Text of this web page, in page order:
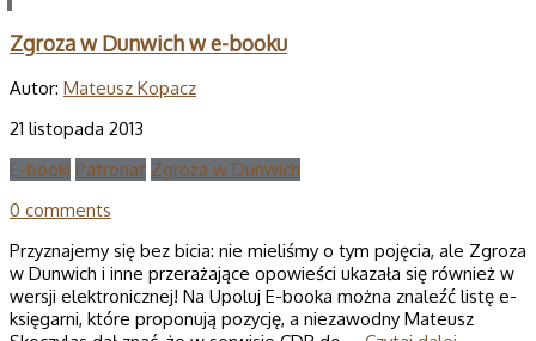
Zgroza w Dunwich w e-booku
Autor: Mateusz Kopacz
21 listopada 2013
E-booki Patronat Zgroza w Dunwich
0 comments
Przyznajemy się bez bicia: nie mieliśmy o tym pojęcia, ale Zgroza
w Dunwich i inne przerażające opowieści ukazała się również w
wersji elektronicznej! Na Upoluj E-booka można znaleźć listę e-
księgarni, które proponują pozycję, a niezawodny Mateusz